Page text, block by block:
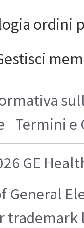
ordini
Termini e
GE
General
trademark